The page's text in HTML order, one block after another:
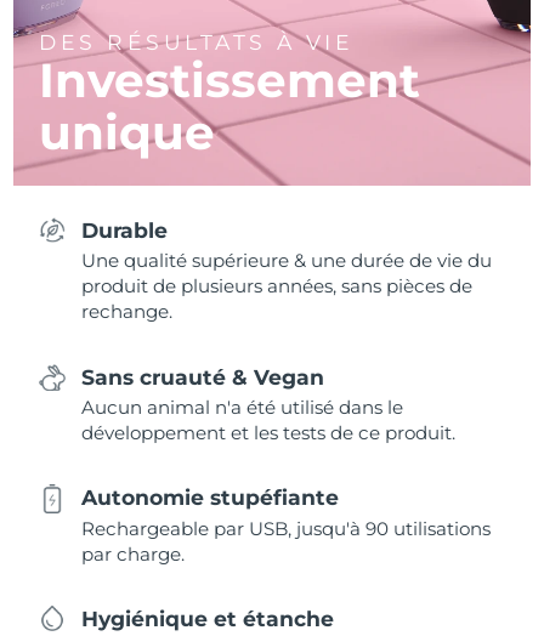
DES RÉSULTATS À VIE
Investissement
unique
Durable
Une qualité supérieure & une durée de vie du
produit de plusieurs années, sans pièces de
rechange.
Sans cruauté & Vegan
Aucun animal n'a été utilisé dans le
développement et les tests de ce produit.
Autonomie stupéfiante
Rechargeable par USB, jusqu'à 90 utilisations
par charge.
Hygiénique et étanche